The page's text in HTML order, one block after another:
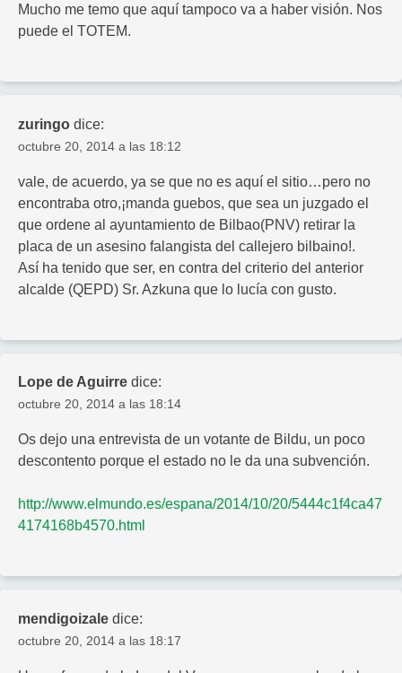
Mucho me temo que aquí tampoco va a haber visión. Nos
puede el TOTEM.
zuringo dice:
octubre 20, 2014 a las 18:12
vale, de acuerdo, ya se que no es aquí el sitio…pero no
encontraba otro,¡manda guebos, que sea un juzgado el
que ordene al ayuntamiento de Bilbao(PNV) retirar la
placa de un asesino falangista del callejero bilbaino!.
Así ha tenido que ser, en contra del criterio del anterior
alcalde (QEPD) Sr. Azkuna que lo lucía con gusto.
Lope de Aguirre dice:
octubre 20, 2014 a las 18:14
Os dejo una entrevista de un votante de Bildu, un poco
descontento porque el estado no le da una subvención.
http://www.elmundo.es/espana/2014/10/20/5444c1f4ca47
4174168b4570.html
mendigoizale dice:
octubre 20, 2014 a las 18:17